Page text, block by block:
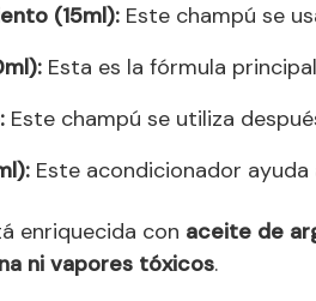
(15ml): Este champú se
Esta es la fórmula
Este champú se utiliza
Este acondicionador
enriquecida con aceite de
ni vapores tóxicos.